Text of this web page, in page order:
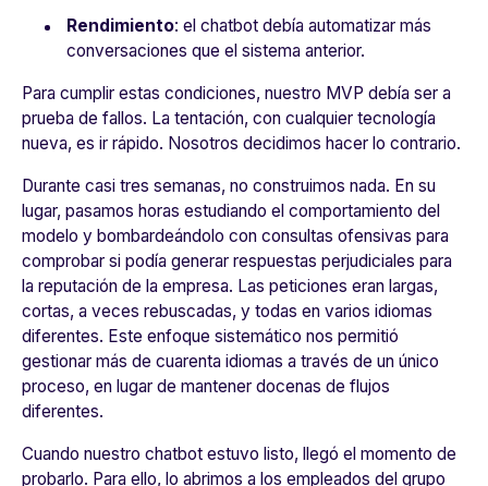
Rendimiento: el chatbot debía automatizar más
conversaciones que el sistema anterior.
Para cumplir estas condiciones, nuestro MVP debía ser a
prueba de fallos. La tentación, con cualquier tecnología
nueva, es ir rápido. Nosotros decidimos hacer lo contrario.
Durante casi tres semanas, no construimos nada. En su
lugar, pasamos horas estudiando el comportamiento del
modelo y bombardeándolo con consultas ofensivas para
comprobar si podía generar respuestas perjudiciales para
la reputación de la empresa. Las peticiones eran largas,
cortas, a veces rebuscadas, y todas en varios idiomas
diferentes. Este enfoque sistemático nos permitió
gestionar más de cuarenta idiomas a través de un único
proceso, en lugar de mantener docenas de flujos
diferentes.
Cuando nuestro chatbot estuvo listo, llegó el momento de
probarlo. Para ello, lo abrimos a los empleados del grupo